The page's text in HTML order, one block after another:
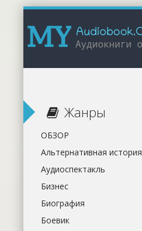
Жанры
ОБЗОР
Альтернативная история
Аудиоспектакль
Бизнес
Биография
Боевик